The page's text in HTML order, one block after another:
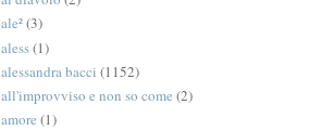
ale²(3)
aless(1)
alessandra bacci (1152)
all'improvviso e non so come (2)
amore (1)